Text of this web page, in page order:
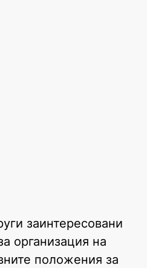
заинтересовани
организация на
положения за